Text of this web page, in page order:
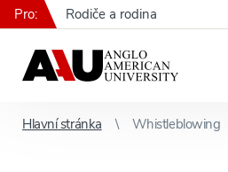
Pro: Rodiče a rodina
Hlavní stránka Whistleblowing